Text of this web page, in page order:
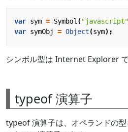
var sym = Symbol ("javascript"
var symObj = Object(sym);
シンボル型は Internet Explorer で
typeof 演算子
typeof 演算子は、オペランドの